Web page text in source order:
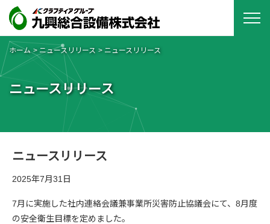
ホーム ニュースリリース ニュースリリース
ニュースリリース
ニュースリリース
2025年7月31日
7月に実施した社内連絡会議兼事業所災害防止協議会にて、8月度
の安全衛生目標を定めました。